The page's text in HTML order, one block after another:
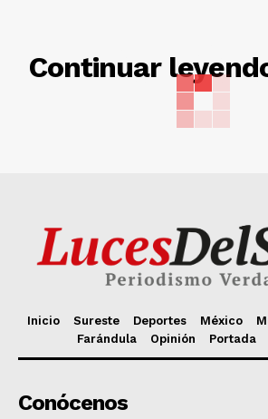
Continuar
Inicio Sureste Deportes México
Farándula
Opinión Portada
Conócenos